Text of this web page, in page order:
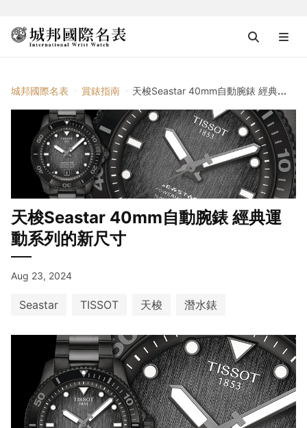
城邦國際名表 賞錶指南 天梭Seastar 40mm自動腕錶 經典運動系列的新尺寸
天梭Seastar 40mm自動腕錶 經典運
動系列的新尺寸
Aug 23, 2024
Seastar TISSOT 天梭 潛水錶